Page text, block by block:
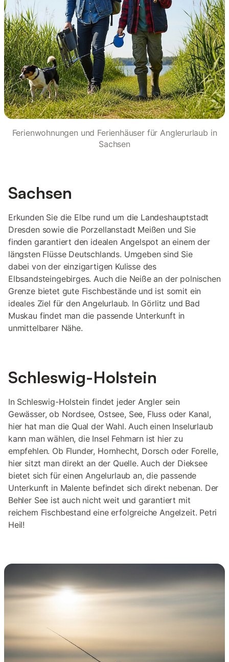
Ferienwohnungen und Ferienhäuser für Anglerurlaub in
Sachsen
Sachsen
Erkunden Sie die Elbe rund um die Landeshauptstadt
Dresden sowie die Porzellanstadt Meißen und Sie
finden garantiert den idealen Angelspot an einem der
längsten Flüsse Deutschlands. Umgeben sind Sie
dabei von der einzigartigen Kulisse des
Elbsandsteingebirges. Auch die Neiße an der polnischen
Grenze bietet gute Fischbestände und ist somit ein
ideales Ziel für den Angelurlaub. In Görlitz und Bad
Muskau findet man die passende Unterkunft in
unmittelbarer Nähe.
Schleswig-Holstein
In Schleswig-Holstein findet jeder Angler sein
Gewässer, ob Nordsee, Ostsee, See, Fluss oder Kanal,
hier hat man die Qual der Wahl. Auch einen Inselurlaub
kann man wählen, die Insel Fehmarn ist hier zu
empfehlen. Ob Flunder, Hornhecht, Dorsch oder Forelle,
hier sitzt man direkt an der Quelle. Auch der Dieksee
bietet sich für einen Angelurlaub an, die passende
Unterkunft in Malente befindet sich direkt nebenan. Der
Behler See ist auch nicht weit und garantiert mit
reichem Fischbestand eine erfolgreiche Angelzeit. Petri
Heil!